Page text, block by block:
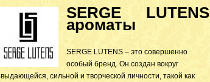
SERGE LUTENS
ароматы
SERGE LUTENS – это совершенно
особый бренд. Он создан вокруг
выдающейся, сильной и творческой личности, такой как